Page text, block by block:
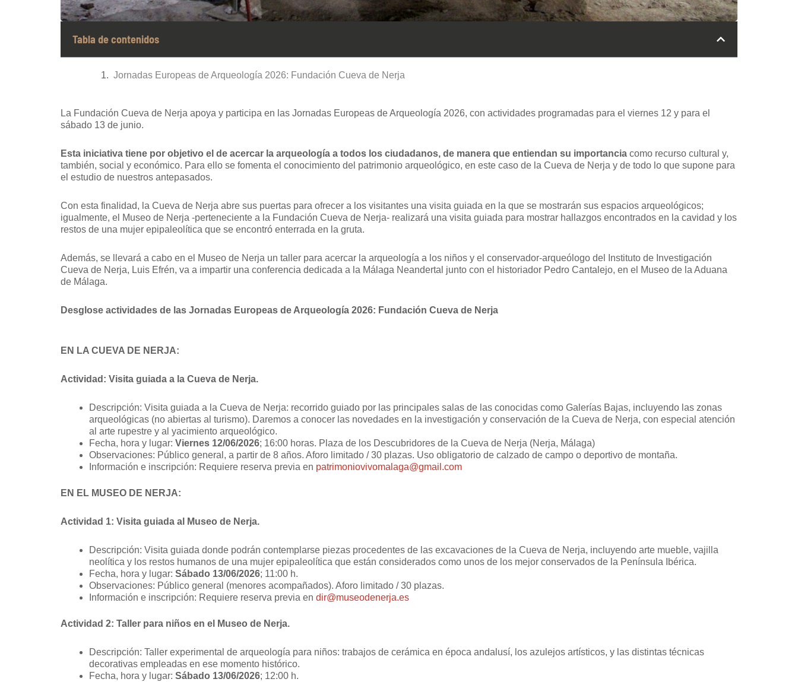
Tabla de contenidos
Jornadas Europeas de Arqueología 2026: Fundación Cueva de Nerja
La Fundación Cueva de Nerja apoya y participa en las Jornadas Europeas de Arqueología 2026, con actividades programadas para el viernes 12 y para el
sábado 13 de junio.
Esta iniciativa tiene por objetivo el de acercar la arqueología a todos los ciudadanos, de manera que entiendan su importancia como recurso cultural y,
también, social y económico. Para ello se fomenta el conocimiento del patrimonio arqueológico, en este caso de la Cueva de Nerja y de todo lo que supone para
el estudio de nuestros antepasados.
Con esta finalidad, la Cueva de Nerja abre sus puertas para ofrecer a los visitantes una visita guiada en la que se mostrarán sus espacios arqueológicos;
igualmente, el Museo de Nerja -perteneciente a la Fundación Cueva de Nerja- realizará una visita guiada para mostrar hallazgos encontrados en la cavidad y los
restos de una mujer epipaleolítica que se encontró enterrada en la gruta.
Además, se llevará a cabo en el Museo de Nerja un taller para acercar la arqueología a los niños y el conservador-arqueólogo del Instituto de Investigación
Cueva de Nerja, Luis Efrén, va a impartir una conferencia dedicada a la Málaga Neandertal junto con el historiador Pedro Cantalejo, en el Museo de la Aduana
de Málaga.
Desglose actividades de las Jornadas Europeas de Arqueología 2026: Fundación Cueva de Nerja
EN LA CUEVA DE NERJA:
Actividad: Visita guiada a la Cueva de Nerja.
Descripción: Visita guiada a la Cueva de Nerja: recorrido guiado por las principales salas de las conocidas como Galerías Bajas, incluyendo las zonas
arqueológicas (no abiertas al turismo). Daremos a conocer las novedades en la investigación y conservación de la Cueva de Nerja, con especial atención
al arte rupestre y al yacimiento arqueológico.
Fecha, hora y lugar: Viernes 12/06/2026; 16:00 horas. Plaza de los Descubridores de la Cueva de Nerja (Nerja, Málaga)
Observaciones: Público general, a partir de 8 años. Aforo limitado / 30 plazas. Uso obligatorio de calzado de campo o deportivo de montaña.
Información e inscripción: Requiere reserva previa en patrimoniovivomalaga@gmail.com
EN EL MUSEO DE NERJA:
Actividad 1: Visita guiada al Museo de Nerja.
Descripción: Visita guiada donde podrán contemplarse piezas procedentes de las excavaciones de la Cueva de Nerja, incluyendo arte mueble, vajilla
neolítica y los restos humanos de una mujer epipaleolítica que están considerados como unos de los mejor conservados de la Península Ibérica.
Fecha, hora y lugar: Sábado 13/06/2026; 11:00 h.
Observaciones: Público general (menores acompañados). Aforo limitado / 30 plazas.
Información e inscripción: Requiere reserva previa en dir@museodenerja.es
Actividad 2: Taller para niños en el Museo de Nerja.
Descripción: Taller experimental de arqueología para niños: trabajos de cerámica en época andalusí, los azulejos artísticos, y las distintas técnicas
decorativas empleadas en ese momento histórico.
Fecha, hora y lugar: Sábado 13/06/2026; 12:00 h.